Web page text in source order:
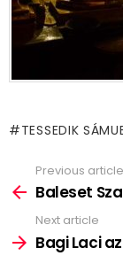
TESSEDIK
more
Previous article
Baleset
Next article
Bagi Laci